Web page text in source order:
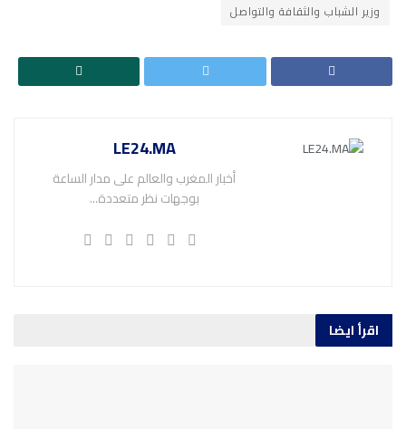
وزير الشباب والثقافة والتواصل
LE24.MA
أخبار المغرب والعالم على مدار الساعة
بوجهات نظر متعددة...
اقرأ ايضا